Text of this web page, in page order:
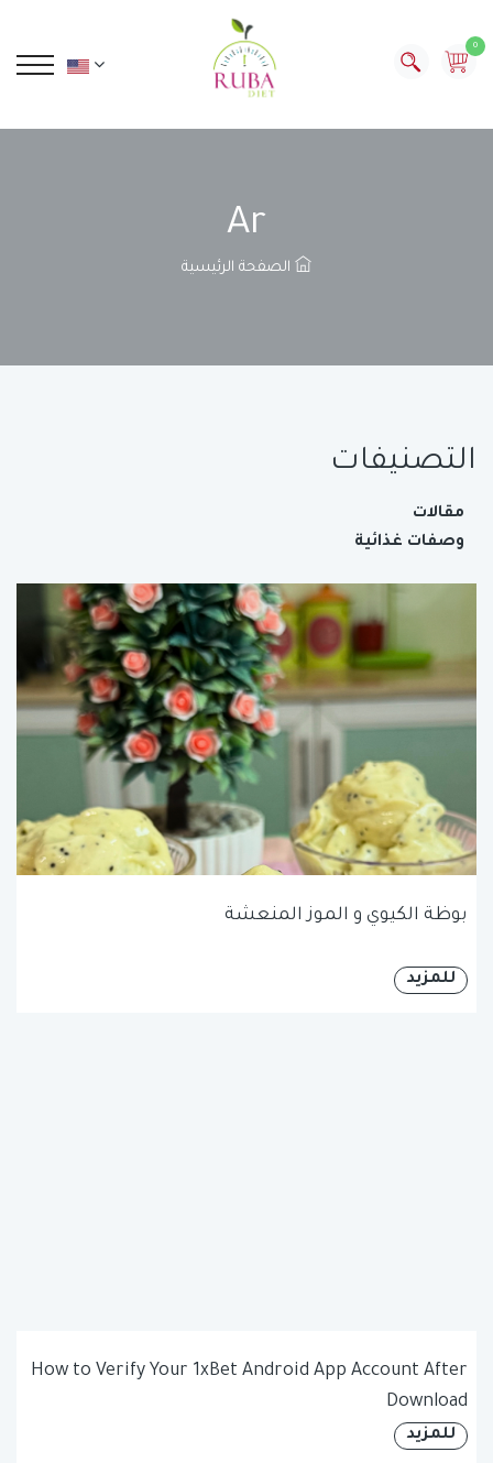
0
Ar
الصفحة الرئيسية
التصنيفات
مقالات
وصفات غذائية
بوظة الكيوي و الموز المنعشة
للمزيد
How to Verify Your 1xBet Android App Account After
Download
للمزيد